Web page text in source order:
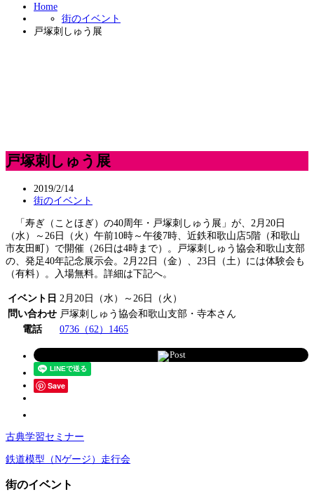
Home
街のイベント
戸塚刺しゅう展
戸塚刺しゅう展
2019/2/14
街のイベント
「寿ぎ（ことほぎ）の40周年・戸塚刺しゅう展」が、2月20日
（水）～26日（火）午前10時～午後7時、近鉄和歌山店5階（和歌山
市友田町）で開催（26日は4時まで）。戸塚刺しゅう協会和歌山支部
の、発足40年記念展示会。2月22日（金）、23日（土）には体験会も
（有料）。入場無料。詳細は下記へ。
イベント日 2月20日（水）～26日（火）
問い合わせ 戸塚刺しゅう協会和歌山支部・寺本さん
電話
0736（62）1465
Post
Save
古典学習セミナー
鉄道模型（Nゲージ）走行会
街のイベント